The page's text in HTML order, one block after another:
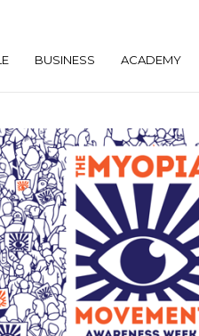
BUSINESS ACADEMY